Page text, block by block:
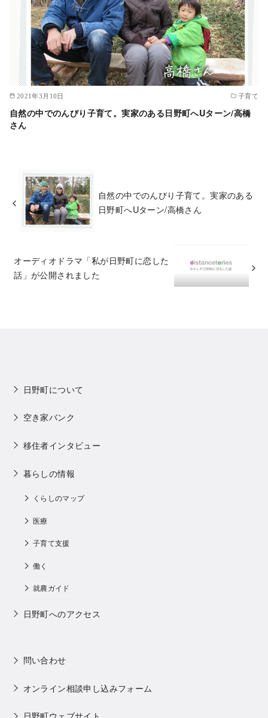
2021年3月10日 子育て
自然の中でのんびり子育て。実家のある日野町へUターン/高橋
さん
自然の中でのんびり子育て。実家のある
日野町へUターン/高橋さん
オーディオドラマ「私が日野町に恋した
話」が公開されました
日野町について
空き家バンク
移住者インタビュー
暮らしの情報
くらしのマップ
医療
子育て支援
働く
就農ガイド
日野町へのアクセス
問い合わせ
オンライン相談申し込みフォーム